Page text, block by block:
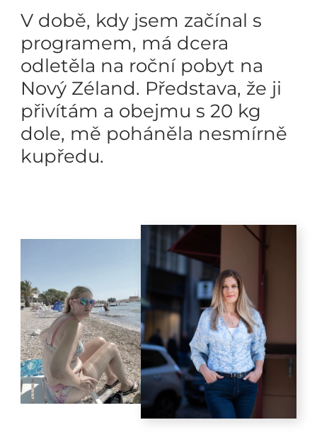
V době, kdy jsem začínal s
programem, má dcera
odletěla na roční pobyt na
Nový Zéland. Představa, že ji
přivítám a obejmu s 20 kg
dole, mě poháněla nesmírně
kupředu.